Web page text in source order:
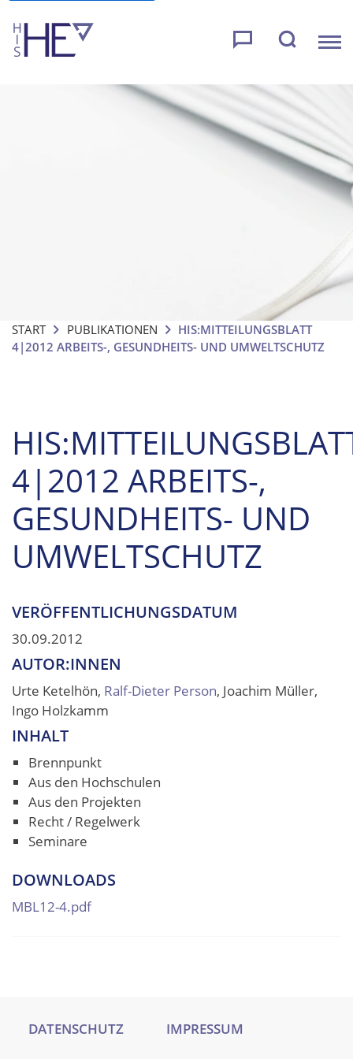
START PUBLIKATIONEN
HIS:MITTEILUNGSBLATT
4|2012 ARBEITS-, GESUNDHEITS- UND UMWELTSCHUTZ
4|2012 ARBEITS-,
GESUNDHEITS- UND
UMWELTSCHUTZ
VERÖFFENTLICHUNGSDATUM
30.09.2012
AUTOR:INNEN
Urte Ketelhön, Ralf-Dieter Person, Joachim Müller,
Ingo Holzkamm
INHALT
Brennpunkt
Aus den Hochschulen
Aus den Projekten
Recht / Regelwerk
Seminare
DOWNLOADS
MBL12-4.pdf
DATENSCHUTZ IMPRESSUM